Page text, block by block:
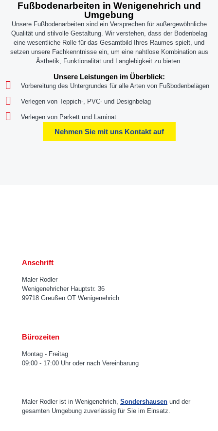
Fußbodenarbeiten in Wenigenehrich und
Umgebung
Unsere Fußbodenarbeiten sind ein Versprechen für außergewöhnliche
Qualität und stilvolle Gestaltung. Wir verstehen, dass der Bodenbelag
eine wesentliche Rolle für das Gesamtbild Ihres Raumes spielt, und
setzen unsere Fachkenntnisse ein, um eine nahtlose Kombination aus
Ästhetik, Funktionalität und Langlebigkeit zu bieten.
Unsere Leistungen im Überblick:
Vorbereitung des Untergrundes für alle Arten von Fußbodenbelägen
Verlegen von Teppich-, PVC- und Designbelag
Verlegen von Parkett und Laminat
Nehmen Sie mit uns Kontakt auf
Anschrift
Maler Rodler
Wenigenehricher Hauptstr. 36
99718 Greußen OT Wenigenehrich
Bürozeiten
Montag - Freitag
09:00 - 17:00 Uhr oder nach Vereinbarung
Maler Rodler ist in Wenigenehrich, Sondershausen und der
gesamten Umgebung zuverlässig für Sie im Einsatz.